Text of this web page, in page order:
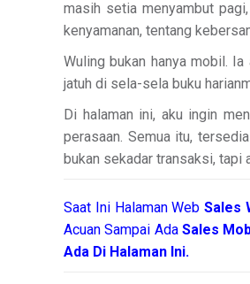
masih setia menyambut
kenyamanan, tentang
Wuling bukan hanya mobil.
jatuh di sela-sela buku
Di halaman ini, aku ingin
perasaan. Semua itu,
bukan sekadar transaksi, tapi
Saat Ini Halaman WebSales
Acuan Sampai Ada Sales
Ada Di Halaman Ini.